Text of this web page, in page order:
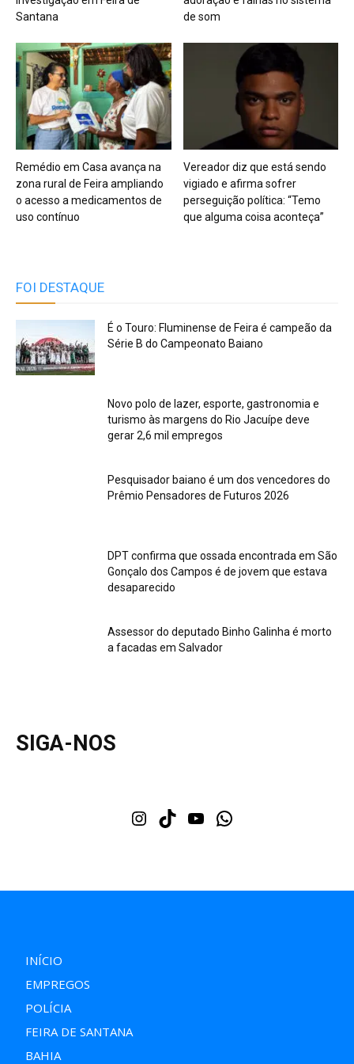
Santana
de som
Remédio em Casa avança na
zona rural de Feira ampliando
o acesso a medicamentos de
uso contínuo
Vereador diz que está sendo
vigiado e afirma sofrer
perseguição política: “Temo
que alguma coisa aconteça”
FOI DESTAQUE
É o Touro: Fluminense de Feira é campeão da
Série B do Campeonato Baiano
Novo polo de lazer, esporte, gastronomia e
turismo às margens do Rio Jacuípe deve
gerar 2,6 mil empregos
Pesquisador baiano é um dos vencedores do
Prêmio Pensadores de Futuros 2026
DPT confirma que ossada encontrada em São
Gonçalo dos Campos é de jovem que estava
desaparecido
Assessor do deputado Binho Galinha é morto
a facadas em Salvador
SIGA-NOS
Instagram
TikTok Youtube
INÍCIO
EMPREGOS
POLÍCIA
FEIRA DE SANTANA
BAHIA